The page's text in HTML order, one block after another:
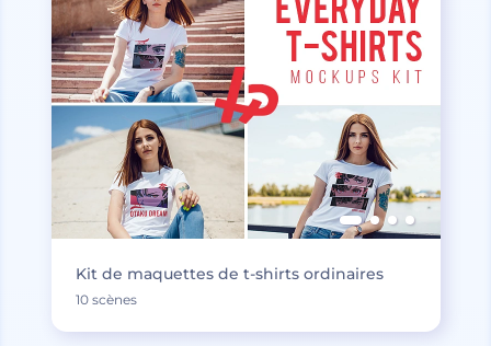
Kit de maquettes de t-shirts ordinaires
10 scènes